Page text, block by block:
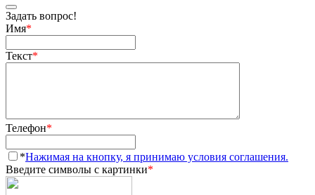
Задать вопрос!
Имя*
Текст*
Телефон*
*Нажимая на кнопку, я принимаю условия соглашения.
Введите символы с картинки*